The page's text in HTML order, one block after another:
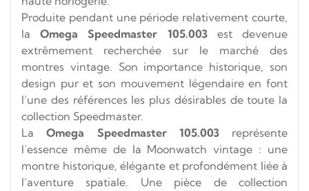
Produite pendant une période relativement courte,
laOmega Speedmaster 105.003est devenue
extrêmement recherchée sur le marché des
montres vintage. Son importance historique, son
design pur et son mouvement légendaire en font
l’une des références les plus désirables de toute la
collection Speedmaster.
LaOmega Speedmaster 105.003représente
l’essence même de la Moonwatch vintage : une
montre historique, élégante et profondément liée à
l’aventure spatiale. Une pièce de collection